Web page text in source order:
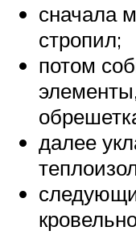
сначала
стропил;
потом
далее